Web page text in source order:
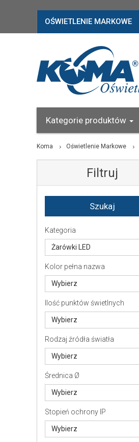
OŚWIETLENIE MARKOWE
Kategorie produktów
Koma Oświetlenie Markowe
Filtruj
Kategoria
Żarówki LED
Kolor pełna nazwa
Wybierz
Ilość punktów świetlnych
Wybierz
Rodzaj źródła światła
Wybierz
Średnica Ø
Wybierz
Stopień ochrony IP
Wybierz